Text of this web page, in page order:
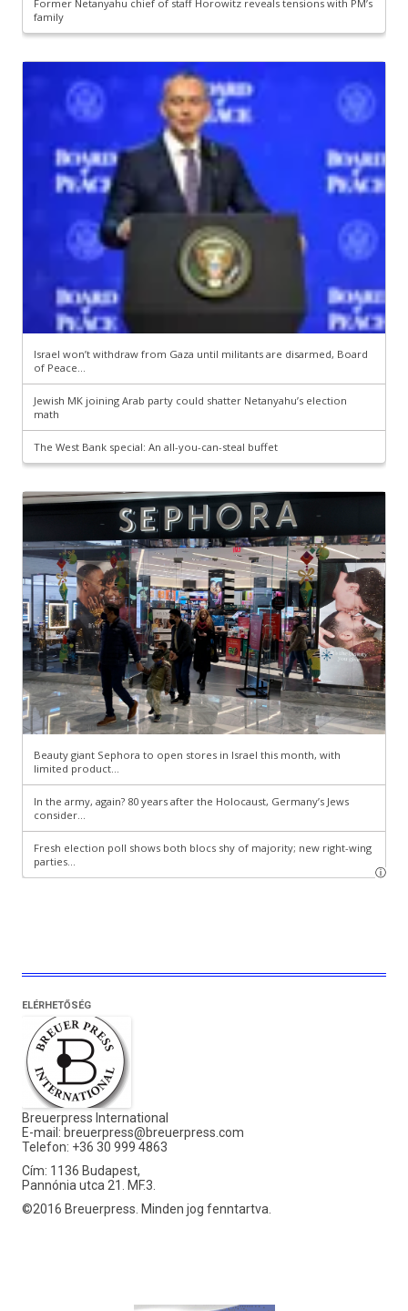
ELÉRHETŐSÉG
Breuerpress International
E-mail: breuerpress@breuerpress.com
Telefon: +36 30 999 4863
Cím: 1136 Budapest,
Pannónia utca 21. MF.3.
©2016 Breuerpress. Minden jog fenntartva.